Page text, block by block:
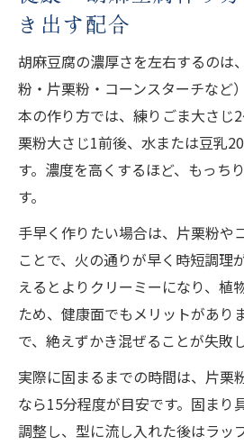
き出す配合
胡麻豆腐の濃厚さを左右するのは
粉・片栗粉・コーンスターチなど
本の作り方では、練りごま大さじ
栗粉大さじ1前後、水または豆乳
す。濃度を高くするほど、もっち
す。
手早く作りたい場合は、片栗粉や
ことで、火の通りが早く時短調理
えるとよりクリーミーになり、植
ため、健康面でもメリットがあり
で、絶えずかき混ぜることが失敗
実際に固まるまでの時間は、片栗
なら15分程度が目安です。固まり
調整し、型に流し入れた後はラッ